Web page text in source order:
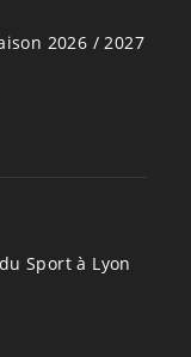
2026 / 2027
Sport à Lyon